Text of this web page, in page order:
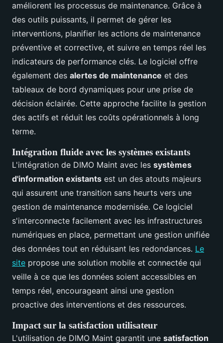
améliorent les processus de maintenance. Grâce à
des outils puissants, il permet de gérer les
interventions, planifier les actions de maintenance
préventive et corrective, et suivre en temps réel les
indicateurs de performance clés. Le logiciel offre
également des alertes de maintenance et des
tableaux de bord dynamiques pour une prise de
décision éclairée. Cette approche facilite la gestion
des actifs et réduit les coûts opérationnels à long
terme.
Intégration fluide avec les systèmes existants
L'intégration de DIMO Maint avec les systèmes
d'information existants est un des atouts majeurs
qui assurent une transition sans heurts vers une
gestion de maintenance modernisée. Ce logiciel
s'interconnecte facilement avec les infrastructures
numériques en place, permettant une gestion unifiée
des données tout en réduisant les redondances. Le
site propose une solution mobile et connectée qui
veille à ce que les données soient accessibles en
temps réel, encourageant ainsi une gestion
proactive des interventions et des ressources.
Impact sur la satisfaction utilisateur
L'utilisation de DIMO Maint garantit une satisfaction